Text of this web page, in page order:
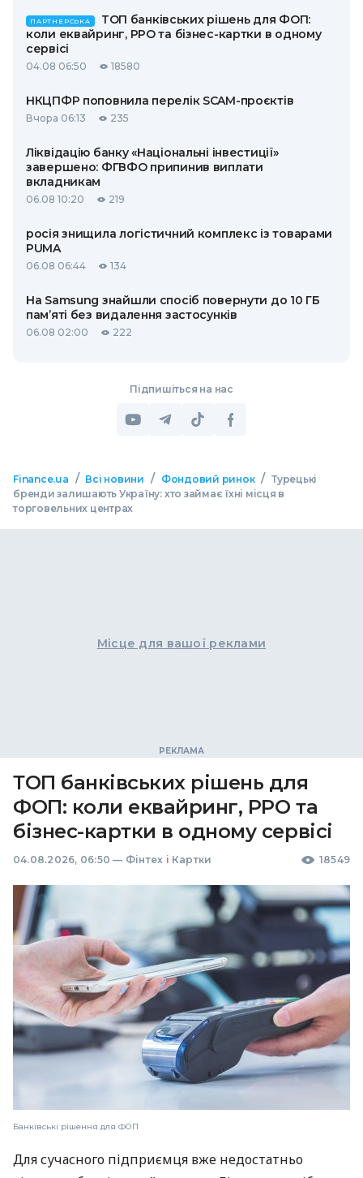
ПАРТНЕРСЬКА
ТОП банківських рішень для ФОП:
коли еквайринг, РРО та бізнес-картки в одному
сервісі
04.08 06:50 18580
НКЦПФР поповнила перелік SCAM-проєктів
Вчора 06:13 235
Ліквідацію банку «Національні інвестиції»
завершено: ФГВФО припинив виплати
вкладникам
06.08 10:20 219
росія знищила логістичний комплекс із товарами
PUMA
06.08 06:44 134
На Samsung знайшли спосіб повернути до 10 ГБ
пам’яті без видалення застосунків
06.08 02:00 222
Підпишіться на нас
Finance.ua / Всі новини / Фондовий ринок / Турецькі
бренди залишають Україну: хто займає їхні місця в
торговельних центрах
Місце для вашої реклами
ТОП банківських рішень для
ФОП: коли еквайринг, РРО та
бізнес-картки в одному сервісі
04.08.2026, 06:50 — Фінтех і Картки 18549
Банківські рішення для ФОП
Для сучасного підприємця вже недостатньо